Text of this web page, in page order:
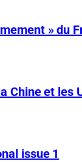
»
Chine et les
issue 1